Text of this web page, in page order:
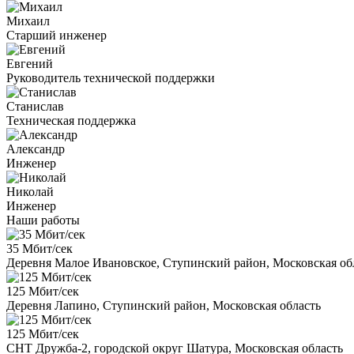
Михаил
Старший инженер
Евгений
Руководитель технической поддержки
Станислав
Техническая поддержка
Александр
Инженер
Николай
Инженер
Наши работы
35 Мбит/сек
Деревня Малое Ивановское, Ступинский район, Московская
125 Мбит/сек
Деревня Лапино, Ступинский район, Московская область
125 Мбит/сек
СНТ Дружба-2, городской округ Шатура, Московская область